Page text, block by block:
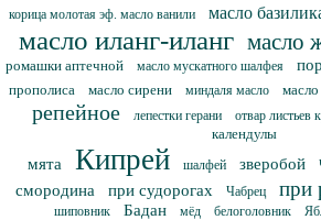
корица молотая эф. масло ванили масло
масло иланг-иланг масло
ромашки аптечной
масло мускатного шалфея
прополиса
масло сирени миндаля масло масло
репейное
лепестки герани отвар листьев
календулы
мята Кипрей шалфей зверобой
смородина
при судорогах Чабрец при
шиповник
Бадан мёд белоголовник